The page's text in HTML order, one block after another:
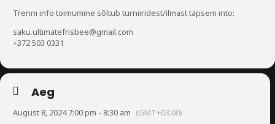
Trenni info toimumine sõltub turniiridest/ilmast täpsem into:
saku.ultimatefrisbee@gmail.com
+372 503 0331
Aeg
August 8, 2024 7:00 pm - 8:30 am (GMT+03:00)